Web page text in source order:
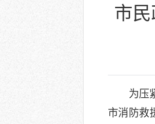
市
为压
市消防救